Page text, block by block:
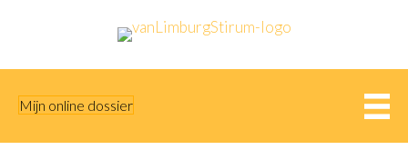
Mijn online dossier